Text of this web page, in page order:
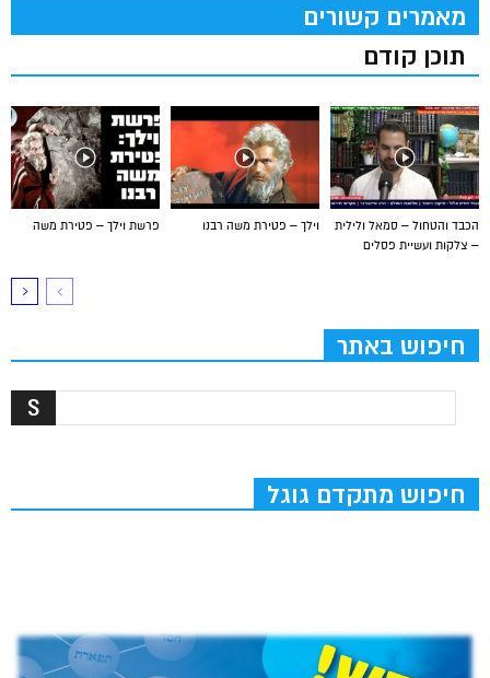
מאמרים קשורים
תוכן קודם
פרשת וילך – פטירת משה וילך – פטירת משה רבנו
הכבד והטחול – סמאל ולילית
– צלקות ועשיית פסלים
חיפוש באתר
חיפוש מתקדם גוגל